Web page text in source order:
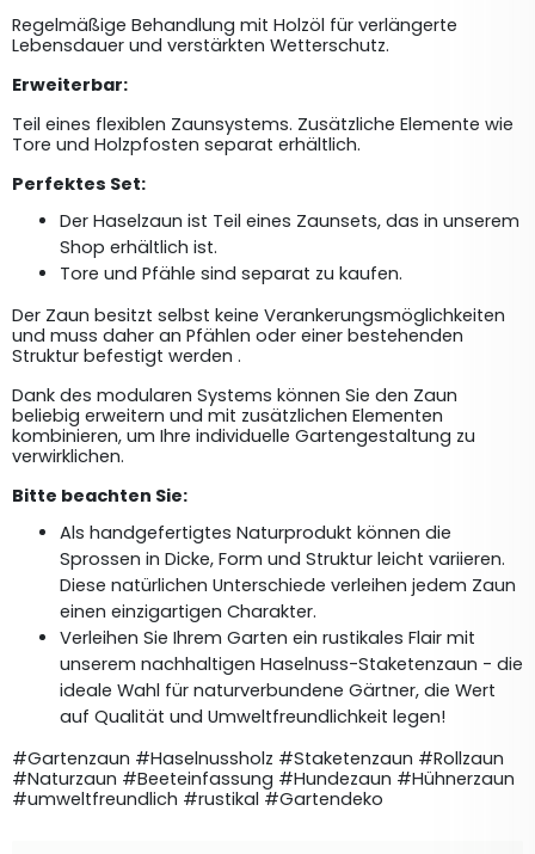
Regelmäßige Behandlung mit Holzöl für verlängerte
Lebensdauer und verstärkten Wetterschutz.
Erweiterbar:
Teil eines flexiblen Zaunsystems. Zusätzliche Elemente wie
Tore und Holzpfosten separat erhältlich.
Perfektes Set:
Der Haselzaun ist Teil eines Zaunsets, das in unserem
Shop erhältlich ist.
Tore und Pfähle sind separat zu kaufen.
Der Zaun besitzt selbst keine Verankerungsmöglichkeiten
und muss daher an Pfählen oder einer bestehenden
Struktur befestigt werden .
Dank des modularen Systems können Sie den Zaun
beliebig erweitern und mit zusätzlichen Elementen
kombinieren, um Ihre individuelle Gartengestaltung zu
verwirklichen.
Bitte beachten Sie:
Als handgefertigtes Naturprodukt können die
Sprossen in Dicke, Form und Struktur leicht variieren.
Diese natürlichen Unterschiede verleihen jedem Zaun
einen einzigartigen Charakter.
Verleihen Sie Ihrem Garten ein rustikales Flair mit
unserem nachhaltigen Haselnuss-Staketenzaun - die
ideale Wahl für naturverbundene Gärtner, die Wert
auf Qualität und Umweltfreundlichkeit legen!
#Gartenzaun #Haselnussholz #Staketenzaun #Rollzaun
#Naturzaun #Beeteinfassung #Hundezaun #Hühnerzaun
#umweltfreundlich #rustikal #Gartendeko